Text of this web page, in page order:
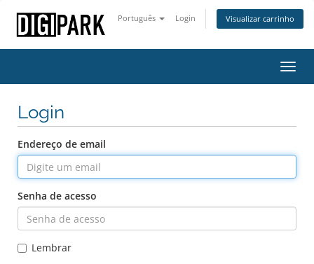
Português Login Visualizar carrinho
Login
Endereço de email
Senha de acesso
Lembrar